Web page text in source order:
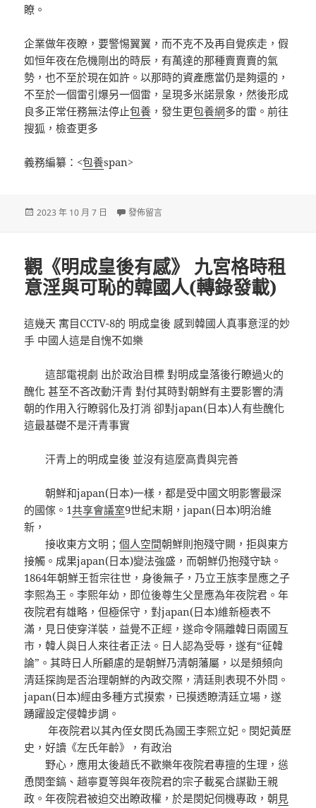
瞭。
企業做年夜瞭，要警惕翼翼，而不克不及再自覺疾走，假
如恒年夜在危機剛出的時辰，有萬達的那種賣賣賣的氣
勢，也不至於現在如許。以那時的資產應當仍是夠還的，
不至於一個雷引爆另一個雷，呈現多米諾景象，然後形成
良多正常任務無法停止包養 ，發生更包養網多的雷。前往
搜狐，檢查更多
義務編纂：<包養span>
發
2023 年 10 月 7 日 在〈原創 創維開創人揭包養經驗批恒年夜本相，
發佈留言
觀《明成皇後有感》 九宮格時租
意淫與可恥的韓國人(轉錄發載)
這幾天 寓目CCTV-8的 明成皇後 感到韓國人真事意淫的妙
手 中國人這是自愧不如樂
這部電視劇 出於政治目標 對明成皇落後行瞭過火的
醜化 甚至不吝改動汗青 對付其時對朝鮮有主要影響的清
朝的作用入行瞭弱化及打消 卻對japan(日本)人有些醜化
這最基礎不是汗青事實
汗青上的明成皇後 並沒有這麼高貴與完善
朝鮮和japan(日本)一樣，都是受中國文明影響最深
的國傢。1共享會議室9世紀末期，japan(日本)明治維
新，
接收東方文明；個人空間朝鮮則抱殘守闕，拒與東方
接觸。成果japan(日本)變法強盛，而朝鮮仍抱殘守缺。
1864年朝鮮王哲宗往世，身後無子，乃立王族李昰應之子
李熙為王。李熙年幼，即位後尊生父昰應為年夜院君。年
夜院君有雄略，但極保守，對japan(日本)維新極表不
滿，見日使穿洋裝，益覺不正經，遂命令隔離韓日兩國互
市，韓人與日人來往者正法。日人認為受辱，遂有“征韓
論”。其時日人所顧慮的是朝鮮乃清朝藩屬，以是頻頻向
清廷探詢是否治理朝鮮的內政交際，清廷則表現不外問。
japan(日本)經由多種方式摸索，已摸透瞭清廷立場，遂
踴躍設定侵韓步調。
年夜院君以其內侄女閔氏為國王李熙立妃。閔妃黃歷
史，好讀《左氏年齡》，有政治
野心，應用太後趙氏不歡樂年夜院君專擅的生理，慫
恿閔奎鎬、趙寧夏等與年夜院君的宗子載冕合謀勸王親
政。年夜院君被迫交出瞭政權，於是閔妃伺機專政，朝見